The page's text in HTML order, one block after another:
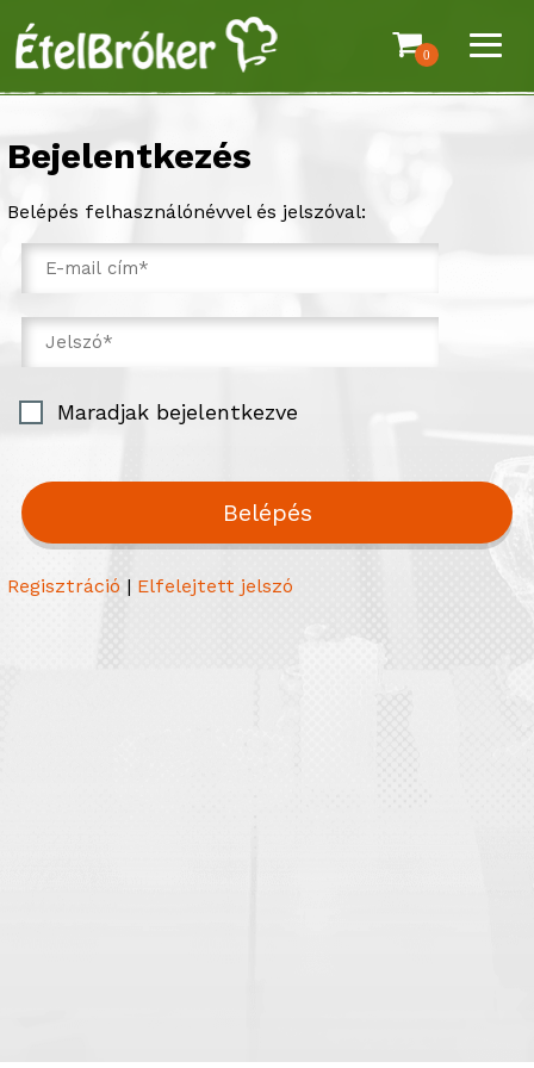
0
Bejelentkezés
Belépés felhasználónévvel és jelszóval:
Maradjak bejelentkezve
Belépés
Regisztráció | Elfelejtett jelszó